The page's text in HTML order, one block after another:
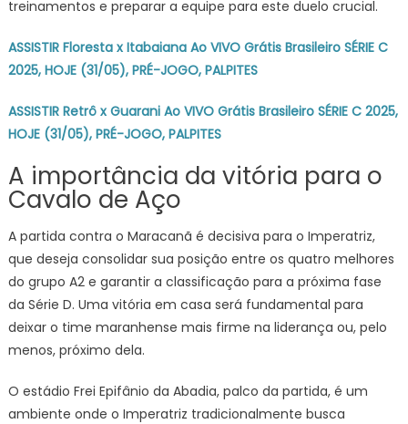
treinamentos e preparar a equipe para este duelo crucial.
ASSISTIR Floresta x Itabaiana Ao VIVO Grátis Brasileiro SÉRIE C
2025, HOJE (31/05), PRÉ-JOGO, PALPITES
ASSISTIR Retrô x Guarani Ao VIVO Grátis Brasileiro SÉRIE C 2025,
HOJE (31/05), PRÉ-JOGO, PALPITES
A importância da vitória para o
Cavalo de Aço
A partida contra o Maracanã é decisiva para o Imperatriz,
que deseja consolidar sua posição entre os quatro melhores
do grupo A2 e garantir a classificação para a próxima fase
da Série D. Uma vitória em casa será fundamental para
deixar o time maranhense mais firme na liderança ou, pelo
menos, próximo dela.
O estádio Frei Epifânio da Abadia, palco da partida, é um
ambiente onde o Imperatriz tradicionalmente busca